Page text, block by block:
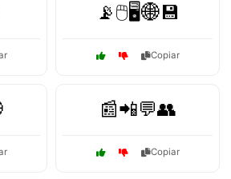
📡🖱️🖥️🌐💾
Copiar
📰📲💬👥
Copiar